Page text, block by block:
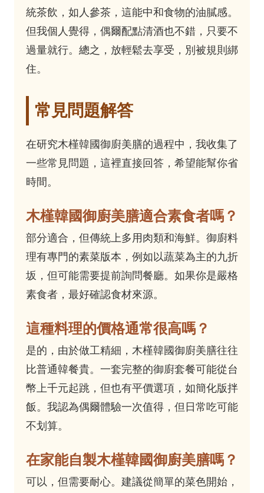
統茶飲，如人參茶，這能中和食物的油膩感。
但我個人覺得，偶爾配點清酒也不錯，只要不
過量就行。總之，放輕鬆去享受，別被規則綁
住。
常見問題解答
在研究木槿韓國御廚美膳的過程中，我收集了
一些常見問題，這裡直接回答，希望能幫你省
時間。
木槿韓國御廚美膳適合素食者嗎？
部分適合，但傳統上多用肉類和海鮮。御廚料
理有專門的素菜版本，例如以蔬菜為主的九折
坂，但可能需要提前詢問餐廳。如果你是嚴格
素食者，最好確認食材來源。
這種料理的價格通常很高嗎？
是的，由於做工精細，木槿韓國御廚美膳往往
比普通韓餐貴。一套完整的御廚套餐可能從台
幣上千元起跳，但也有平價選項，如簡化版拌
飯。我認為偶爾體驗一次值得，但日常吃可能
不划算。
在家能自製木槿韓國御廚美膳嗎？
可以，但需要耐心。建議從簡單的菜色開始，